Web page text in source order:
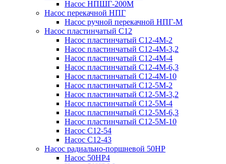
Насос НПШГ-200М
Насос перекачной НПГ
Насос ручной перекачной НПГ-М
Насос пластинчатый С12
Насос пластинчатый С12-4М-2
Насос пластинчатый С12-4М-3,2
Насос пластинчатый С12-4М-4
Насос пластинчатый С12-4М-6,3
Насос пластинчатый С12-4М-10
Насос пластинчатый С12-5М-2
Насос пластинчатый С12-5М-3,2
Насос пластинчатый С12-5М-4
Насос пластинчатый С12-5М-6,3
Насос пластинчатый С12-5М-10
Насос С12-54
Насос С12-43
Насос радиально-поршневой 50НР
Насос 50НР4